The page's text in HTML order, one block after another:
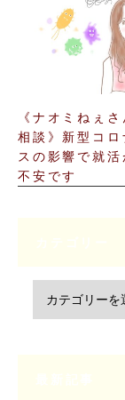
《ナオミねぇ
相談》新型コロ
スの影響で就活
不安です